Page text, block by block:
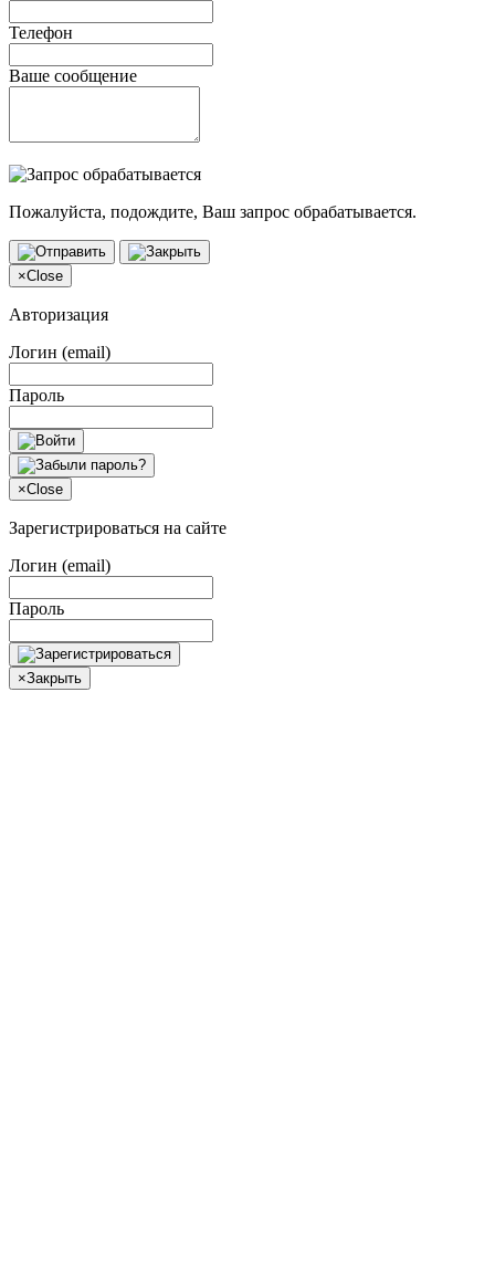
Телефон
Ваше сообщение
Пожалуйста, подождите, Ваш запрос обрабатывается.
×Close
Авторизация
Логин (email)
Пароль
×Close
Зарегистрироваться на сайте
Логин (email)
Пароль
×Закрыть